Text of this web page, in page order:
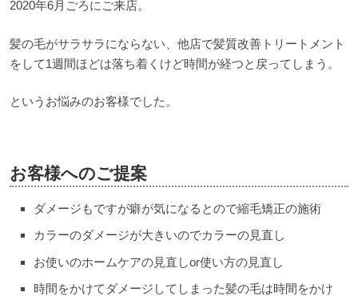
2020年6月ごろにご来店。
髪の毛がサラサラにならない、他店で髪質改善トリートメント
をして1週間ほどは落ち着くけど時間が経つと戻ってしまう。
というお悩みのお客様でした。
お客様へのご提案
ダメージもですが癖が気になるとので縮毛矯正の施術
カラーのダメージが大きいのでカラーの見直し
お使いのホームケアの見直しor使い方の見直し
時間をかけてダメージしてしまった髪の毛は時間をかけ